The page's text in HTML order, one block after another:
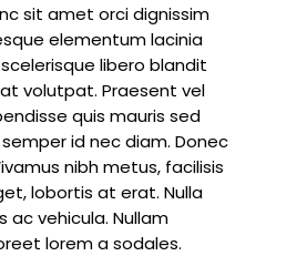
sit amet orci dignissim
elementum lacinia
libero blandit
volutpat. Praesent vel
quis mauris sed
id nec diam. Donec
nibh metus, facilisis
lobortis at erat. Nulla
ac vehicula. Nullam
lorem a sodales.